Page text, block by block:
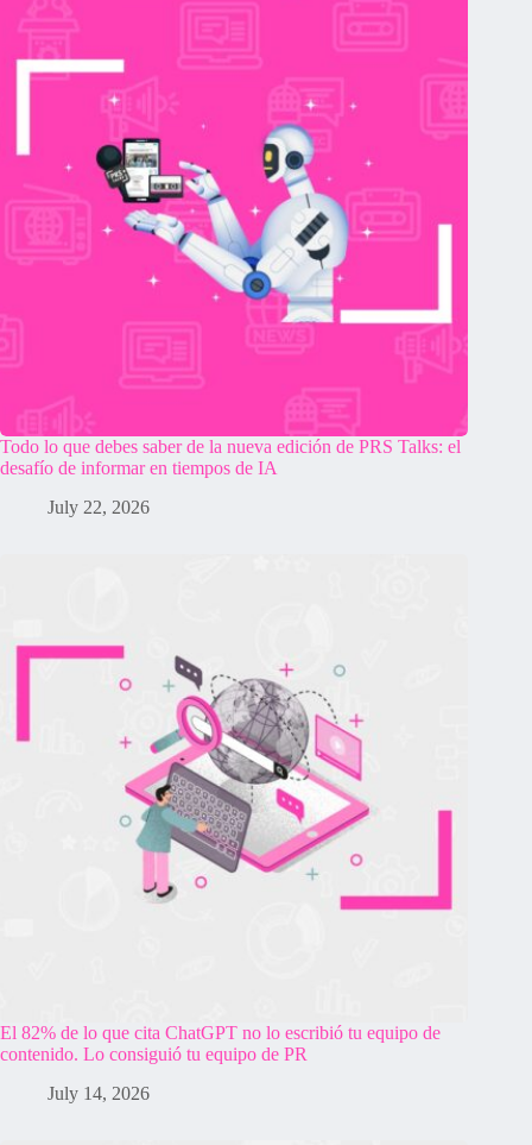
Todo lo que debes saber de la nueva edición de PRS Talks: el
desafío de informar en tiempos de IA
July 22, 2026
El 82% de lo que cita ChatGPT no lo escribió tu equipo de
contenido. Lo consiguió tu equipo de PR
July 14, 2026